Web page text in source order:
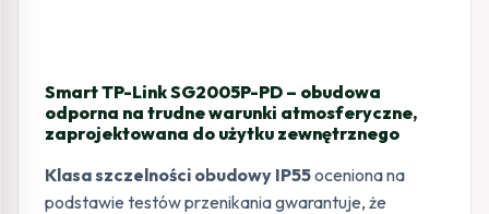
Smart TP-Link SG2005P-PD – obudowa
odporna na trudne warunki atmosferyczne,
zaprojektowana do użytku zewnętrznego
Klasa szczelności obudowy IP55oceniona na
podstawie testów przenikania gwarantuje, że